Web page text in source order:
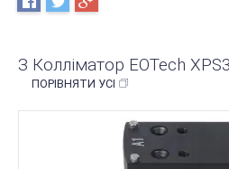
З Колліматор EOTech
ПОРІВНЯТИ УСІ